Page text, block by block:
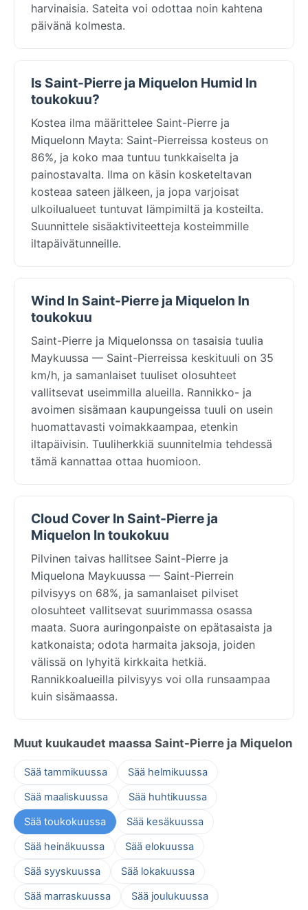
harvinaisia. Sateita voi odottaa noin kahtena
päivänä kolmesta.
Is Saint-Pierre ja Miquelon Humid In
toukokuu?
Kostea ilma määrittelee Saint-Pierre ja
Miquelonn Mayta: Saint-Pierreissa kosteus on
86%, ja koko maa tuntuu tunkkaiselta ja
painostavalta. Ilma on käsin kosketeltavan
kosteaa sateen jälkeen, ja jopa varjoisat
ulkoilualueet tuntuvat lämpimiltä ja kosteilta.
Suunnittele sisäaktiviteetteja kosteimmille
iltapäivätunneille.
Wind In Saint-Pierre ja Miquelon In
toukokuu
Saint-Pierre ja Miquelonssa on tasaisia tuulia
Maykuussa — Saint-Pierreissa keskituuli on 35
km/h, ja samanlaiset tuuliset olosuhteet
vallitsevat useimmilla alueilla. Rannikko- ja
avoimen sisämaan kaupungeissa tuuli on usein
huomattavasti voimakkaampaa, etenkin
iltapäivisin. Tuuliherkkiä suunnitelmia tehdessä
tämä kannattaa ottaa huomioon.
Cloud Cover In Saint-Pierre ja
Miquelon In toukokuu
Pilvinen taivas hallitsee Saint-Pierre ja
Miquelona Maykuussa — Saint-Pierrein
pilvisyys on 68%, ja samanlaiset pilviset
olosuhteet vallitsevat suurimmassa osassa
maata. Suora auringonpaiste on epätasaista ja
katkonaista; odota harmaita jaksoja, joiden
välissä on lyhyitä kirkkaita hetkiä.
Rannikkoalueilla pilvisyys voi olla runsaampaa
kuin sisämaassa.
Muut kuukaudet maassa Saint-Pierre ja Miquelon
Sää tammikuussa
Sää helmikuussa
Sää maaliskuussa
Sää huhtikuussa
Sää toukokuussa
Sää kesäkuussa
Sää heinäkuussa
Sää elokuussa
Sää syyskuussa
Sää lokakuussa
Sää marraskuussa
Sää joulukuussa